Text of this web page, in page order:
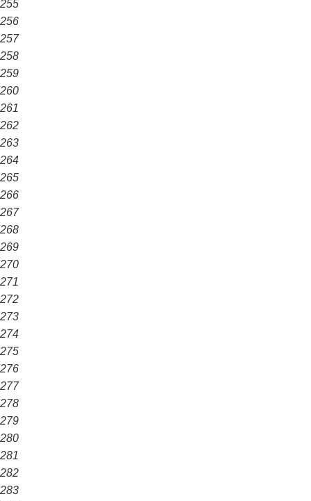
255
256
257
258
259
260
261
262
263
264
265
266
267
268
269
270
271
272
273
274
275
276
277
278
279
280
281
282
283